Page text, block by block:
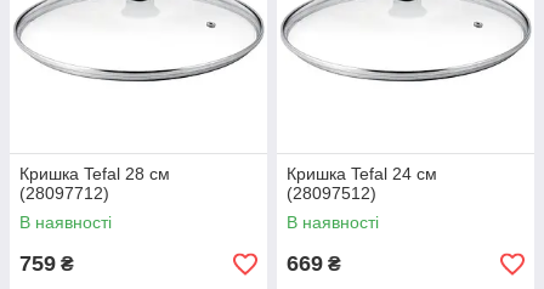
Кришка Tefal 28 см
(28097712)
В наявності
759 ₴
Кришка Tefal 24 см
(28097512)
В наявності
669 ₴